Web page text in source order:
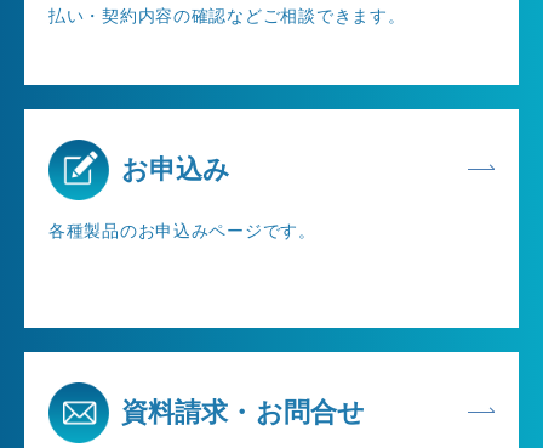
払い・契約内容の確認などご相談できます。
お申込み
各種製品のお申込みページです。
資料請求・お問合せ